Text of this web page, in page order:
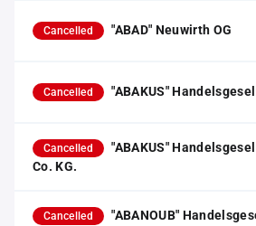
Cancelled "ABAD" Neuwirth OG
Cancelled "ABAKUS"
Cancelled
"ABAKUS"
Co. KG.
Cancelled
"ABANOUB"